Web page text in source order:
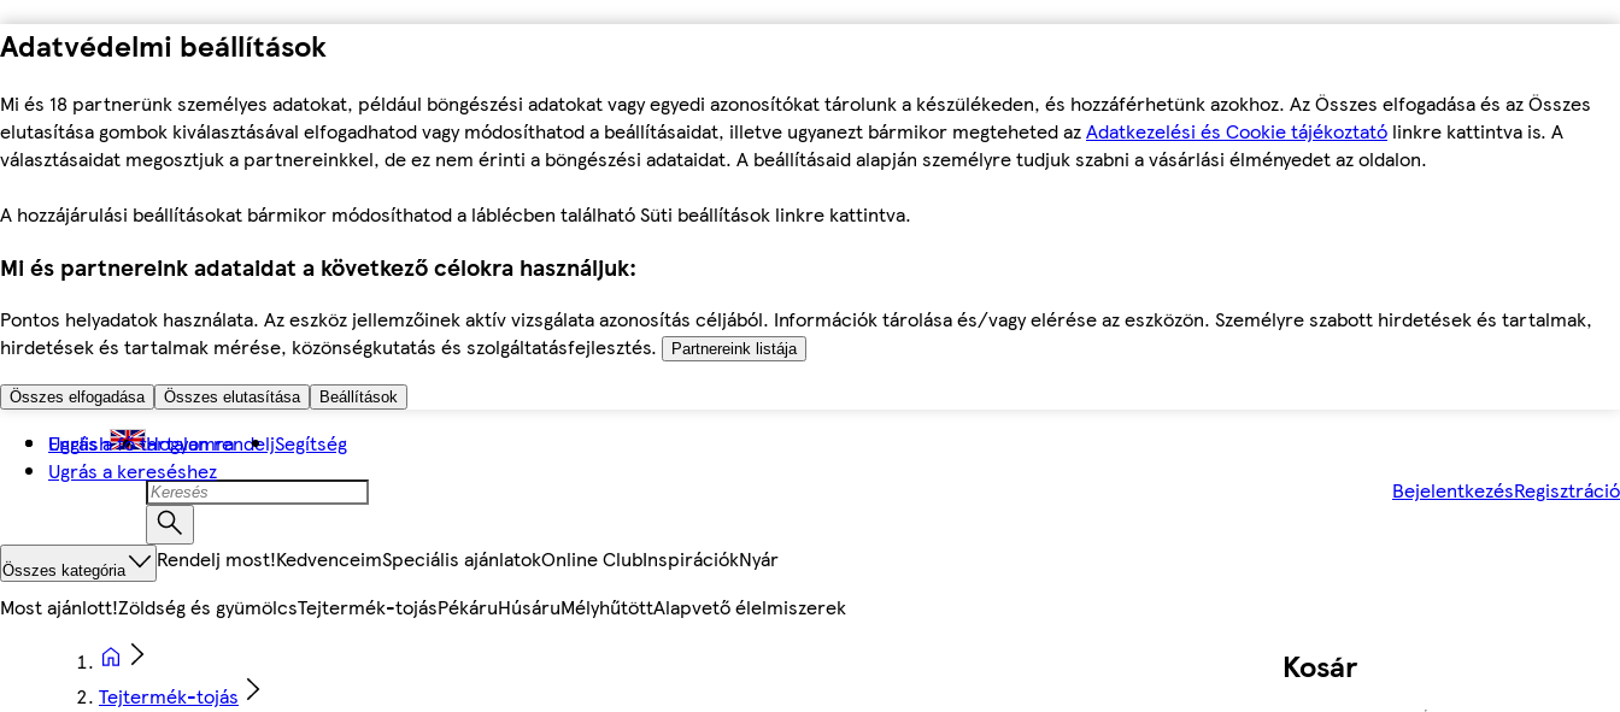
Adatvédelmi beállítások
Mi és 18 partnerünk személyes adatokat, például böngészési adatokat vagy egyedi azonosítókat tárolunk a készülékeden, és hozzáférhetünk azokhoz. Az Összes elfogadása és az Összes
elutasítása gombok kiválasztásával elfogadhatod vagy módosíthatod a beállításaidat, illetve ugyanezt bármikor megteheted azAdatkezelési és Cookie tájékoztató linkre kattintva is. A
választásaidat megosztjuk a partnereinkkel, de ez nem érinti a böngészési adataidat. A beállításaid alapján személyre tudjuk szabni a vásárlási élményedet az oldalon.
A hozzájárulási beállításokat bármikor módosíthatod a láblécben található Süti beállítások linkre kattintva.
Mi és partnereink adataidat a következő célokra használjuk:
Pontos helyadatok használata. Az eszköz jellemzőinek aktív vizsgálata azonosítás céljából. Információk tárolása és/vagy elérése az eszközön. Személyre szabott hirdetések és tartalmak,
hirdetések és tartalmak mérése, közönségkutatás és szolgáltatásfejlesztés.
Partnereink listája
Összes elfogadása Összes elutasítása Beállítások
Ugrás a fő tartalomra
Ugrás a kereséshez
English Hogyan rendeljSegítség
BejelentkezésRegisztráció
Összes kategória Rendelj most!KedvenceimSpeciális ajánlatokOnline ClubInspirációkNyár
Most ajánlott!Zöldség és gyümölcsTejtermék-tojásPékáruHúsáruMélyhűtöttAlapvető élelmiszerek
Tejtermék-tojás
Kosár